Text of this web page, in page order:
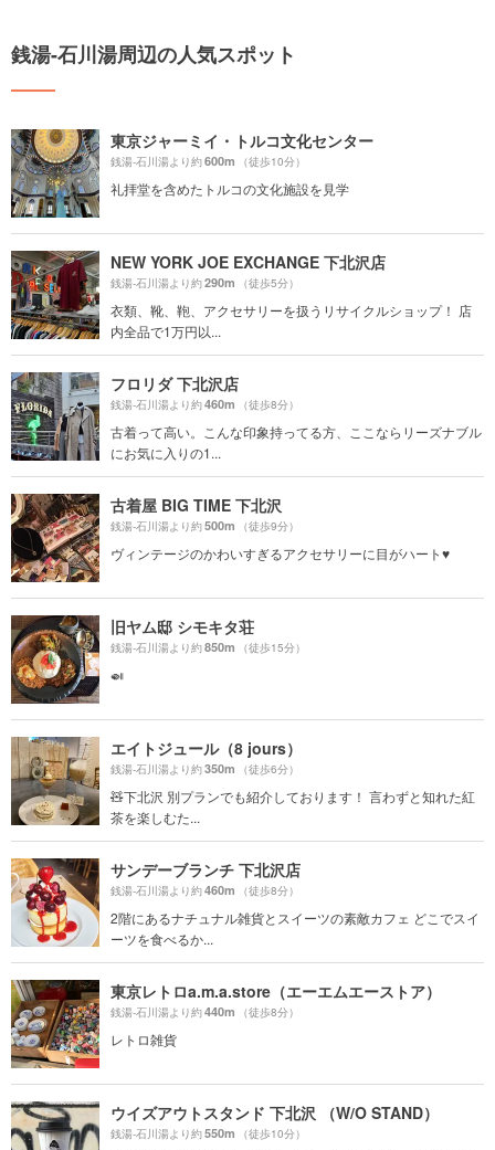
銭湯-石川湯周辺の人気スポット
東京ジャーミイ・トルコ文化センター
銭湯-石川湯より約600m （徒歩10分）
礼拝堂を含めたトルコの文化施設を見学
NEW YORK JOE EXCHANGE 下北沢店
銭湯-石川湯より約290m （徒歩5分）
衣類、靴、鞄、アクセサリーを扱うリサイクルショップ！ 店
内全品で1万円以...
フロリダ 下北沢店
銭湯-石川湯より約460m （徒歩8分）
古着って高い。こんな印象持ってる方、ここならリーズナブル
にお気に入りの1...
古着屋 BIG TIME 下北沢
銭湯-石川湯より約500m （徒歩9分）
ヴィンテージのかわいすぎるアクセサリーに目がハート♥️
旧ヤム邸 シモキタ荘
銭湯-石川湯より約850m （徒歩15分）
🍛
エイトジュール（8 jours）
銭湯-石川湯より約350m （徒歩6分）
🧸下北沢 別プランでも紹介しております！ 言わずと知れた紅
茶を楽しむた...
サンデーブランチ 下北沢店
銭湯-石川湯より約460m （徒歩8分）
2階にあるナチュナル雑貨とスイーツの素敵カフェ どこでスイ
ーツを食べるか...
東京レトロa.m.a.store（エーエムエーストア）
銭湯-石川湯より約440m （徒歩8分）
レトロ雑貨
ウイズアウトスタンド 下北沢 （W/O STAND）
銭湯-石川湯より約550m （徒歩10分）